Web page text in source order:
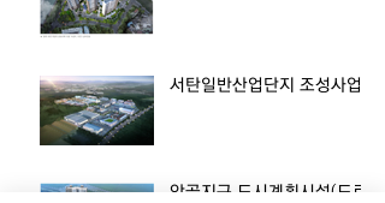
서탄일반산업단지 조성사업
안골지구 도시계획시설(도로,